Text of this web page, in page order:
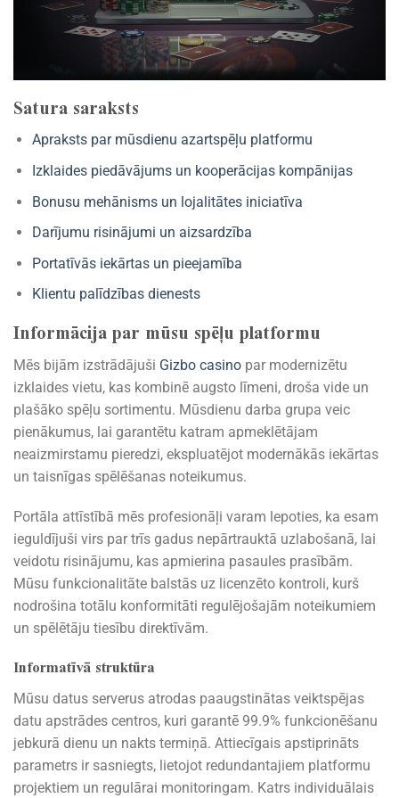
Satura saraksts
Apraksts par mūsdienu azartspēļu platformu
Izklaides piedāvājums un kooperācijas kompānijas
Bonusu mehānisms un lojalitātes iniciatīva
Darījumu risinājumi un aizsardzība
Portatīvās iekārtas un pieejamība
Klientu palīdzības dienests
Informācija par mūsu spēļu platformu
Mēs bijām izstrādājuši Gizbo casino par modernizētu
izklaides vietu, kas kombinē augsto līmeni, droša vide un
plašāko spēļu sortimentu. Mūsdienu darba grupa veic
pienākumus, lai garantētu katram apmeklētājam
neaizmirstamu pieredzi, ekspluatējot modernākās iekārtas
un taisnīgas spēlēšanas noteikumus.
Portāla attīstībā mēs profesionāļi varam lepoties, ka esam
ieguldījuši virs par trīs gadus nepārtrauktā uzlabošanā, lai
veidotu risinājumu, kas apmierina pasaules prasībām.
Mūsu funkcionalitāte balstās uz licenzēto kontroli, kurš
nodrošina totālu konformitāti regulējošajām noteikumiem
un spēlētāju tiesību direktīvām.
Informatīvā struktūra
Mūsu datus serverus atrodas paaugstinātas veiktspējas
datu apstrādes centros, kuri garantē 99.9% funkcionēšanu
jebkurā dienu un nakts termiņā. Attiecīgais apstiprināts
parametrs ir sasniegts, lietojot redundantajiem platformu
projektiem un regulārai monitoringam. Katrs individuālais